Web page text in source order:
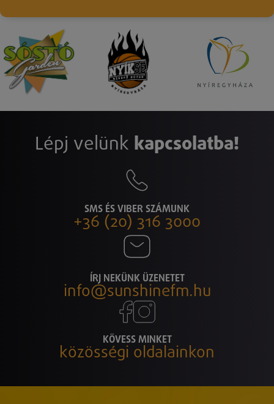
Lépj velünk kapcsolatba!
SMS ÉS VIBER SZÁMUNK
+36 (20) 316 3000
ÍRJ NEKÜNK ÜZENETET
info@sunshinefm.hu
KÖVESS MINKET
közösségi oldalainkon